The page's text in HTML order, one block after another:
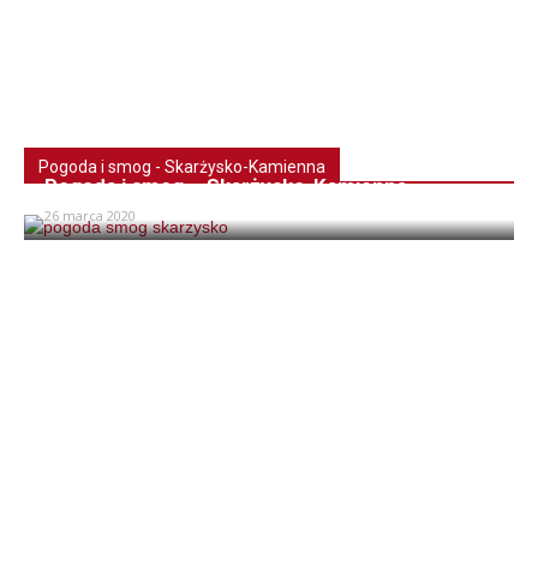
Pogoda i smog - Skarżysko-Kamienna
Pogoda i smog – Skarżysko-Kamienna
26 marca 2020